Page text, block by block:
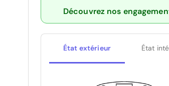
Découvrez nos
État extérieur État